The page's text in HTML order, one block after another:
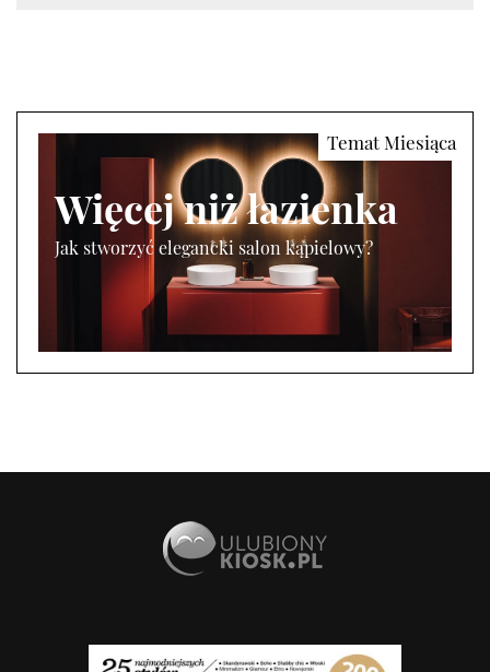
Więcej niż łazienka
Jak stworzyć elegancki salon kąpielowy?